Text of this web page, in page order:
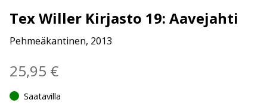
Tex Willer Kirjasto 19: Aavejahti
Pehmeäkantinen, 2013
25,95 €
Saatavilla